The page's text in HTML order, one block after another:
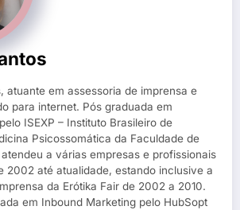
atuante em assessoria de imprensa e
para internet. Pós graduada em
ISEXP – Instituto Brasileiro de
Psicossomática da Faculdade de
a várias empresas e profissionais
2002 até atualidade, estando inclusive a
da Erótika Fair de 2002 a 2010.
em Inbound Marketing pelo HubSopt